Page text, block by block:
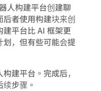
人构建平台创建聊
者使用构建块来创
平台比 AI 框架更
，但有些可能会提
建平台。完成后，
步骤。